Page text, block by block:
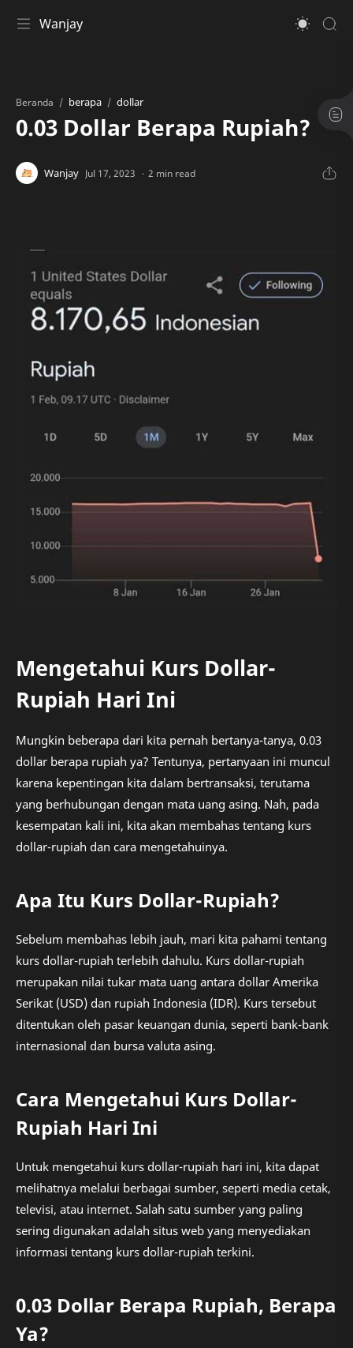
Wanjay
Beranda berapa dollar
0.03 Dollar Berapa Rupiah?
2 min read
Mengetahui Kurs Dollar-
Rupiah Hari Ini
Mungkin beberapa dari kita pernah bertanya-tanya, 0.03
dollar berapa rupiah ya? Tentunya, pertanyaan ini muncul
karena kepentingan kita dalam bertransaksi, terutama
yang berhubungan dengan mata uang asing. Nah, pada
kesempatan kali ini, kita akan membahas tentang kurs
dollar-rupiah dan cara mengetahuinya.
Apa Itu Kurs Dollar-Rupiah?
Sebelum membahas lebih jauh, mari kita pahami tentang
kurs dollar-rupiah terlebih dahulu. Kurs dollar-rupiah
merupakan nilai tukar mata uang antara dollar Amerika
Serikat (USD) dan rupiah Indonesia (IDR). Kurs tersebut
ditentukan oleh pasar keuangan dunia, seperti bank-bank
internasional dan bursa valuta asing.
Cara Mengetahui Kurs Dollar-
Rupiah Hari Ini
Untuk mengetahui kurs dollar-rupiah hari ini, kita dapat
melihatnya melalui berbagai sumber, seperti media cetak,
televisi, atau internet. Salah satu sumber yang paling
sering digunakan adalah situs web yang menyediakan
informasi tentang kurs dollar-rupiah terkini.
0.03 Dollar Berapa Rupiah, Berapa
Ya?